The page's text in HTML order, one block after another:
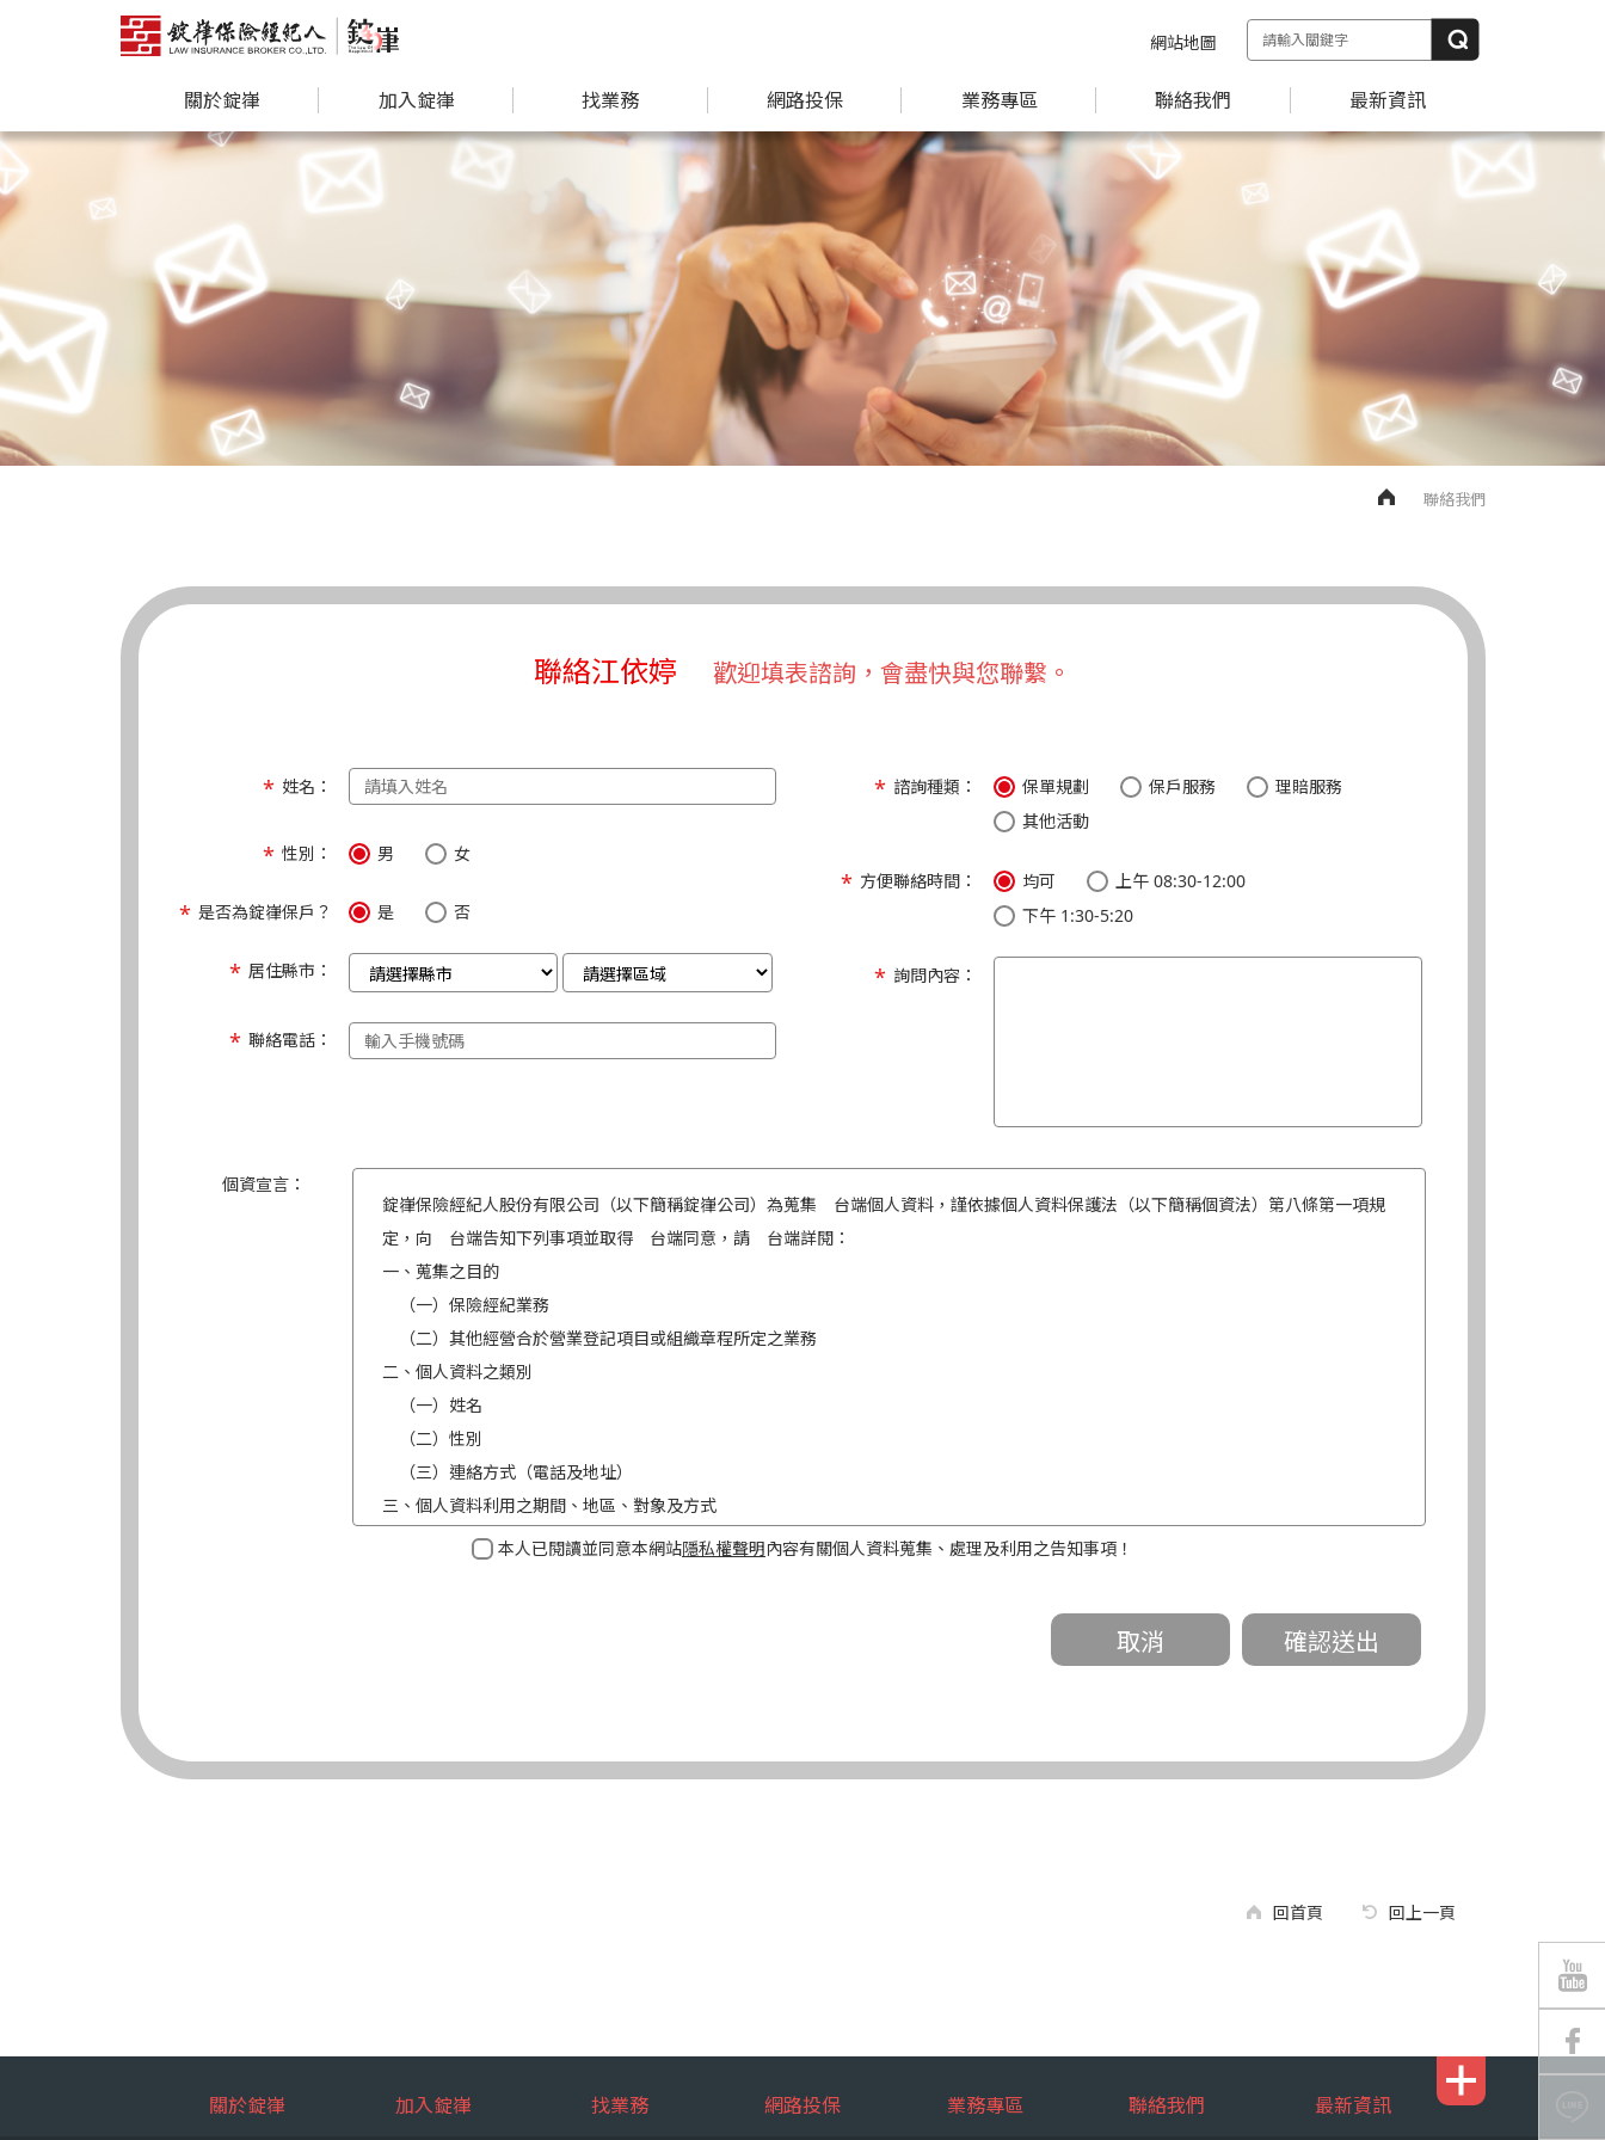
網站地圖
關於錠嵂 加入錠嵂 找業務 網路投保 業務專區 聯絡我們 最新資訊
聯絡我們
聯絡江依婷 歡迎填表諮詢，會盡快與您聯繫。
姓名：
性別： 男 女
是否為錠嵂保戶？ 是 否
居住縣市：
聯絡電話：
諮詢種類： 保單規劃 保戶服務
理賠服務
其他活動
方便聯絡時間： 均可
上午 08:30-12:00
下午 1:30-5:20
詢問內容：
個資宣言：
錠嵂保險經紀人股份有限公司（以下簡稱錠嵂公司）為蒐集 台端個人資料，謹依據個人資料保護法（以下簡稱個資法）第八條第一項規
定，向 台端告知下列事項並取得 台端同意，請 台端詳閱：
一、蒐集之目的
（一）保險經紀業務
（二）其他經營合於營業登記項目或組織章程所定之業務
二、個人資料之類別
（一）姓名
（二）性別
（三）連絡方式（電話及地址）
三、個人資料利用之期間、地區、對象及方式
（一）期間：蒐集之目的存續期間及依法令規定應為保存之期間。
如：台端得自由選擇提供個人資料，惟如不提供或提供不完整時，基於蒐集目的業務之執行，錠嵂公司將有可能延後、提供未完整或
本人已閱讀並同意本網站隱私權聲明內容有關個人資料蒐集、處理及利用之告知事項！
回首頁 回上一頁
關於錠嵂 加入錠嵂 找業務 網路投保 業務專區 聯絡我們 最新資訊